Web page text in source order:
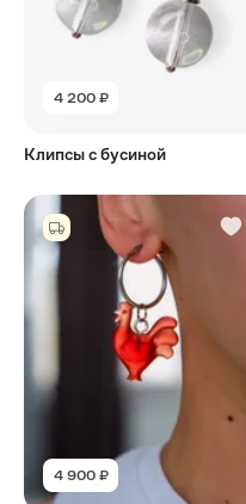
4 200 ₽
Клипсы с бусиной
4 900 ₽